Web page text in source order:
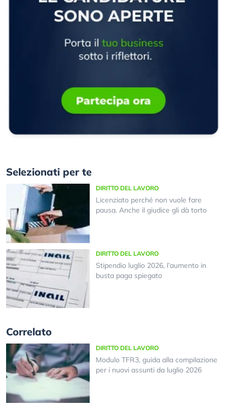
Selezionati per te
DIRITTO DEL LAVORO
Licenziato perché non vuole fare
pausa. Anche il giudice gli dà torto
DIRITTO DEL LAVORO
Stipendio luglio 2026, l’aumento in
busta paga spiegato
Correlato
DIRITTO DEL LAVORO
Modulo TFR3, guida alla compilazione
per i nuovi assunti da luglio 2026